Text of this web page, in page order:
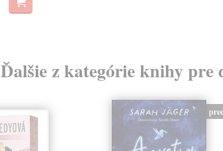
Ďalšie z kategórie knihy pre